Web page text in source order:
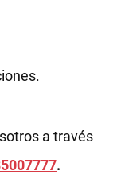
a través
.